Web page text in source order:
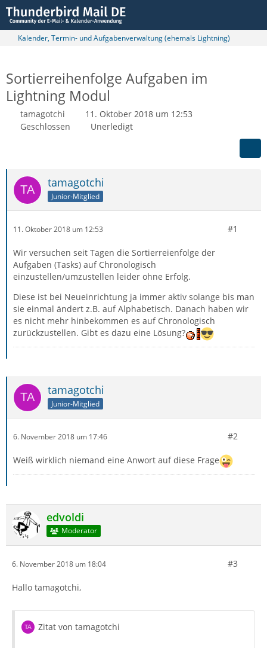
Kalender, Termin- und Aufgabenverwaltung (ehemals Lightning)
Sortierreihenfolge Aufgaben im
Lightning Modul
tamagotchi
11. Oktober 2018 um 12:53
Geschlossen
Unerledigt
tamagotchi
Junior-Mitglied
11. Oktober 2018 um 12:53 #1
Wir versuchen seit Tagen die Sortierreienfolge der
Aufgaben (Tasks) auf Chronologisch
einzustellen/umzustellen leider ohne Erfolg.
Diese ist bei Neueinrichtung ja immer aktiv solange bis man
sie einmal ändert z.B. auf Alphabetisch. Danach haben wir
es nicht mehr hinbekommen es auf Chronologisch
zurückzustellen. Gibt es dazu eine Lösung?
tamagotchi
Junior-Mitglied
6. November 2018 um 17:46 #2
Weiß wirklich niemand eine Anwort auf diese Frage
edvoldi
Moderator
6. November 2018 um 18:04 #3
Hallo tamagotchi,
Zitat von tamagotchi